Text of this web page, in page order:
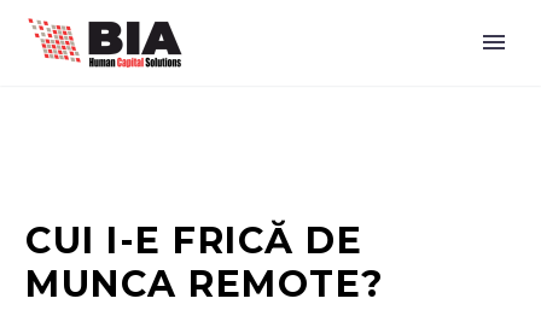
CUI I-E FRICĂ DE
MUNCA REMOTE?